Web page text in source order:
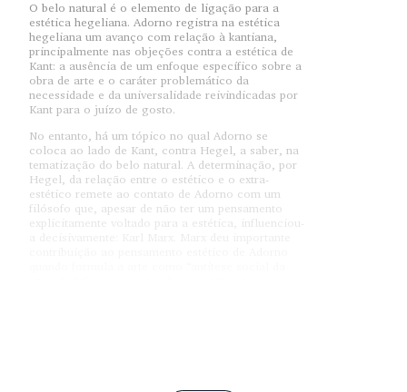
O belo natural é o elemento de ligação para a
estética hegeliana. Adorno registra na estética
hegeliana um avanço com relação à kantiana,
principalmente nas objeções contra a estética de
Kant: a ausência de um enfoque específico sobre a
obra de arte e o caráter problemático da
necessidade e da universalidade reivindicadas por
Kant para o juízo de gosto.
No entanto, há um tópico no qual Adorno se
coloca ao lado de Kant, contra Hegel, a saber, na
tematização do belo natural. A determinação, por
Hegel, da relação entre o estético e o extra-
estético remete ao contato de Adorno com um
filósofo que, apesar de não ter um pensamento
explicitamente voltado para a estética, influenciou-